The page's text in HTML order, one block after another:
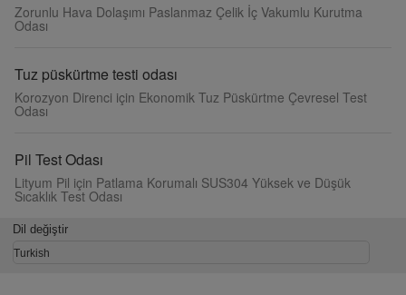
Zorunlu Hava Dolaşımı Paslanmaz Çelik İç Vakumlu Kurutma
Odası
Tuz püskürtme testi odası
Korozyon Direnci için Ekonomik Tuz Püskürtme Çevresel Test
Odası
Pil Test Odası
Lityum Pil için Patlama Korumalı SUS304 Yüksek ve Düşük
Sıcaklık Test Odası
Dil değiştir
Turkish